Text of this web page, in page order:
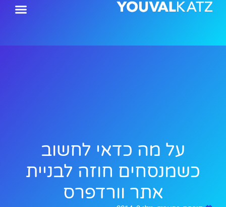
דילוג
על מה כדאי לחשוב
כשמנסחים חוזה לבניית
אתר וורדפרס